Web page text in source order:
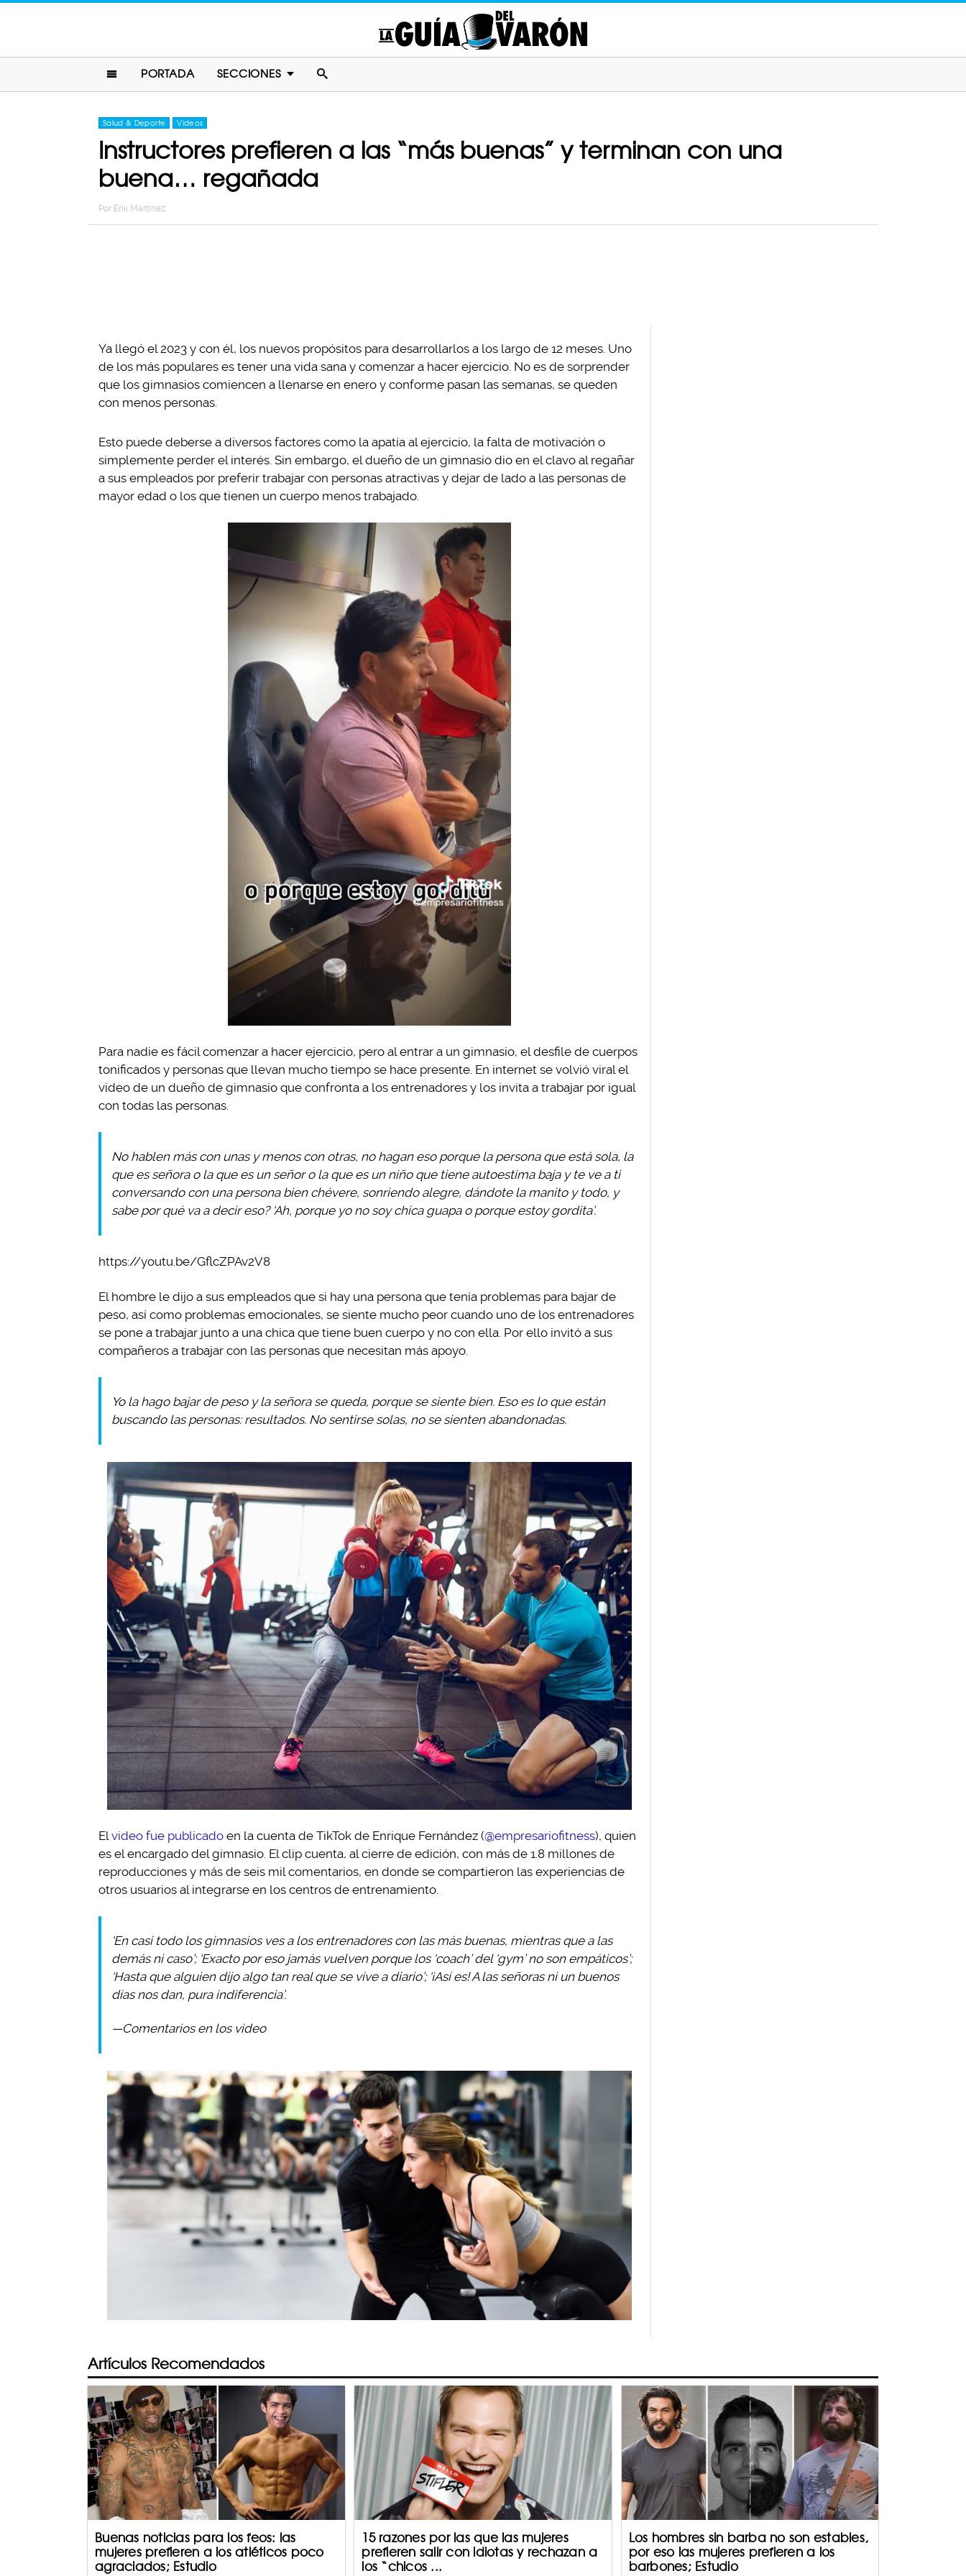
PORTADA SECCIONES
Salud & Deporte Videos
Instructores prefieren a las “más buenas” y terminan con una
buena… regañada
Por Erik Martinez
Ya llegó el 2023 y con él, los nuevos propósitos para desarrollarlos a los largo de 12 meses. Uno
de los más populares es tener una vida sana y comenzar a hacer ejercicio. No es de sorprender
que los gimnasios comiencen a llenarse en enero y conforme pasan las semanas, se queden
con menos personas.
Esto puede deberse a diversos factores como la apatía al ejercicio, la falta de motivación o
simplemente perder el interés. Sin embargo, el dueño de un gimnasio dio en el clavo al regañar
a sus empleados por preferir trabajar con personas atractivas y dejar de lado a las personas de
mayor edad o los que tienen un cuerpo menos trabajado.
Para nadie es fácil comenzar a hacer ejercicio, pero al entrar a un gimnasio, el desfile de cuerpos
tonificados y personas que llevan mucho tiempo se hace presente. En internet se volvió viral el
video de un dueño de gimnasio que confronta a los entrenadores y los invita a trabajar por igual
con todas las personas.
No hablen más con unas y menos con otras, no hagan eso porque la persona que está sola, la
que es señora o la que es un señor o la que es un niño que tiene autoestima baja y te ve a ti
conversando con una persona bien chévere, sonriendo alegre, dándote la manito y todo, y
sabe por qué va a decir eso? ‘Ah, porque yo no soy chica guapa o porque estoy gordita’.
https://youtu.be/GflcZPAv2V8
El hombre le dijo a sus empleados que si hay una persona que tenía problemas para bajar de
peso, así como problemas emocionales, se siente mucho peor cuando uno de los entrenadores
se pone a trabajar junto a una chica que tiene buen cuerpo y no con ella. Por ello invitó a sus
compañeros a trabajar con las personas que necesitan más apoyo.
Yo la hago bajar de peso y la señora se queda, porque se siente bien. Eso es lo que están
buscando las personas: resultados. No sentirse solas, no se sienten abandonadas.
Elvideo fue publicado en la cuenta de TikTok de Enrique Fernández (@empresariofitness), quien
es el encargado del gimnasio. El clip cuenta, al cierre de edición, con más de 1.8 millones de
reproducciones y más de seis mil comentarios, en donde se compartieron las experiencias de
otros usuarios al integrarse en los centros de entrenamiento.
‘En casi todo los gimnasios ves a los entrenadores con las más buenas, mientras que a las
demás ni caso’; ‘Exacto por eso jamás vuelven porque los ‘coach’ del ‘gym’ no son empáticos’;
‘Hasta que alguien dijo algo tan real que se vive a diario’; ‘¡Así es! A las señoras ni un buenos
días nos dan, pura indiferencia’.
—Comentarios en los video
Artículos Recomendados
Buenas noticias para los feos: las
mujeres prefieren a los atléticos poco
agraciados; Estudio
15 razones por las que las mujeres
prefieren salir con idiotas y rechazan a
los “chicos ...
Los hombres sin barba no son estables,
por eso las mujeres prefieren a los
barbones; Estudio